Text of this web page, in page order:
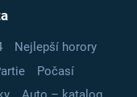
Nejlepší horory
Počasí